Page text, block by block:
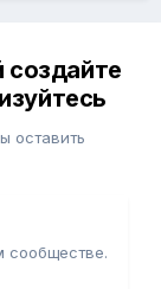
оставить
сообществе.